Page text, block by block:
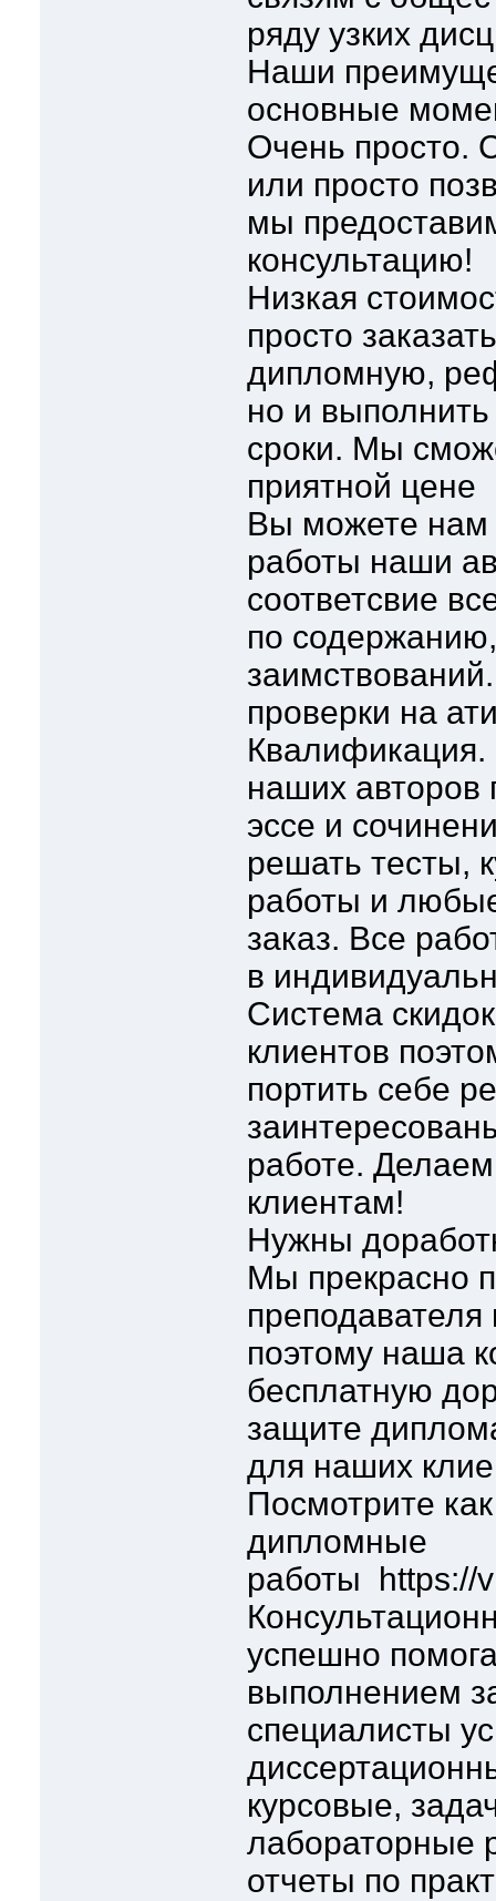
ряду узких
Наши
основные
Очень просто.
или просто
мы
консультацию!
Низкая
просто
дипломную,
но и
сроки. Мы
приятной цене
Вы можете нам
работы наши
соответсвие
по
проверки на
наших авторов
эссе и
решать тесты,
работы и
заказ. Все
в
Система
клиентов
портить себе
работе.
клиентам!
Нужны
Мы прекрасно
поэтому наша
бесплатную
защите
для наших
Посмотрите
дипломные
работы https://
успешно
выполнением
специалисты
курсовые,
лабораторные
отчеты по